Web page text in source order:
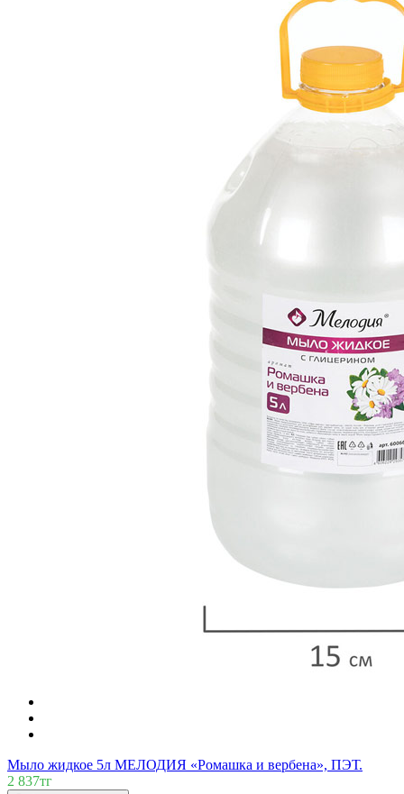
Мыло жидкое 5л МЕЛОДИЯ «Ромашка и вербена», ПЭТ.
2 837тг